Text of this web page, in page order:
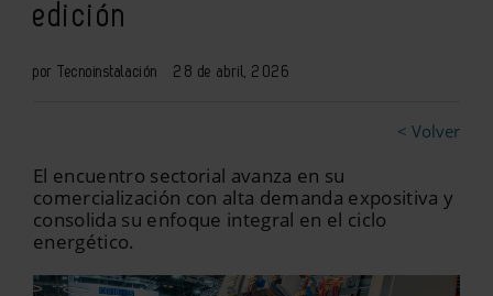
edición
por Tecnoinstalación 28 de abril, 2026
< Volver
El encuentro sectorial avanza en su
comercialización con alta demanda expositiva y
consolida su enfoque integral en el ciclo
energético.